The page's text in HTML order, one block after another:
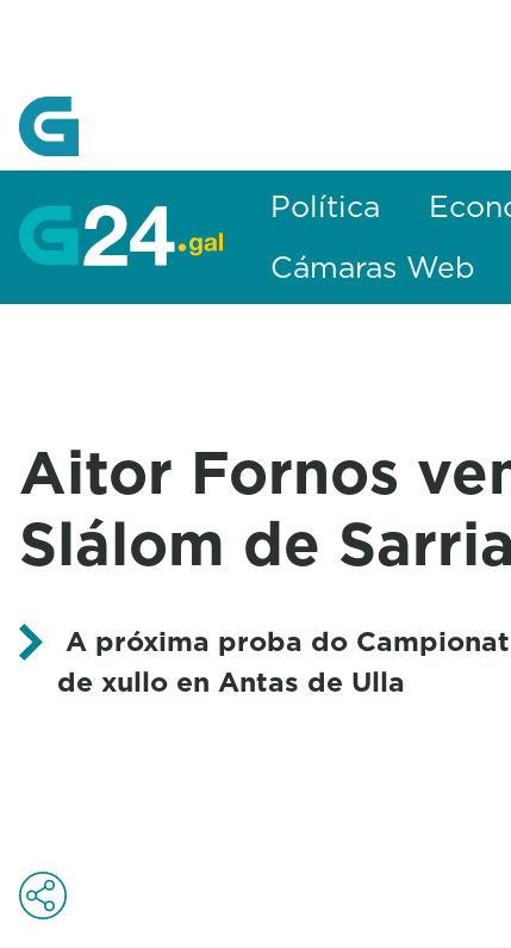
Política
Cámaras Web
Aitor Fornos
Slálom de Sarria
A próxima proba do
de xullo en Antas de Ulla